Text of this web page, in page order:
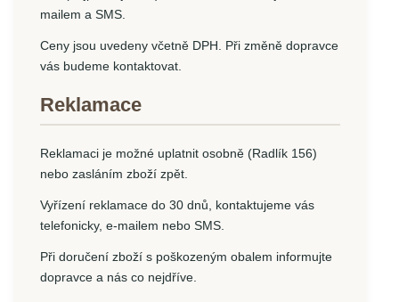
mailem a SMS.
Ceny jsou uvedeny včetně DPH. Při změně dopravce
vás budeme kontaktovat.
Reklamace
Reklamaci je možné uplatnit osobně (Radlík 156)
nebo zasláním zboží zpět.
Vyřízení reklamace do 30 dnů, kontaktujeme vás
telefonicky, e-mailem nebo SMS.
Při doručení zboží s poškozeným obalem informujte
dopravce a nás co nejdříve.